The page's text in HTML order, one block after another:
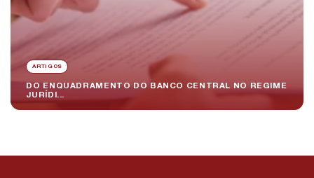
ARTIGOS
DO ENQUADRAMENTO DO BANCO CENTRAL NO REGIME
JURÍDI...